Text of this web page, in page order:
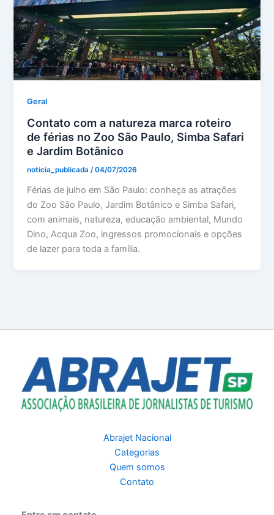
Geral
Contato com a natureza marca roteiro
de férias no Zoo São Paulo, Simba Safari
e Jardim Botânico
noticia_publicada/04/07/2026
Férias de julho em São Paulo: conheça as atrações
do Zoo São Paulo, Jardim Botânico e Simba Safari,
com animais, natureza, educação ambiental, Mundo
Dino, Acqua Zoo, ingressos promocionais e opções
de lazer para toda a família.
Abrajet Nacional
Categorias
Quem somos
Contato